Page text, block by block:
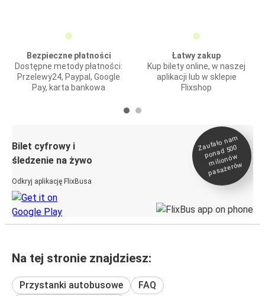
Bezpieczne płatności
Dostępne metody płatności:
Przelewy24, Paypal, Google
Pay, karta bankowa
Łatwy zakup
Kup bilety online, w naszej
aplikacji lub w sklepie
Flixshop
Bilet cyfrowy i
śledzenie na żywo
Odkryj aplikację FlixBusa
Zaufało na
m
ponad 500
milionó
w
pasażeró
w
Na tej stronie znajdziesz:
Przystanki autobusowe
FAQ